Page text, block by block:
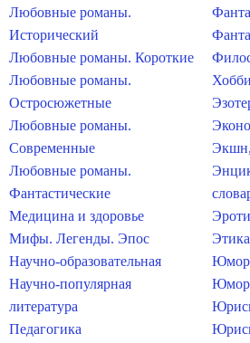
Любовные романы.
Исторический
Любовные романы. Короткие
Любовные романы.
Остросюжетные
Любовные романы.
Современные
Любовные романы.
Фантастические
Медицина и здоровье
Мифы. Легенды. Эпос
Научно-образовательная
Научно-популярная
литература
Педагогика
Этика
Юмор